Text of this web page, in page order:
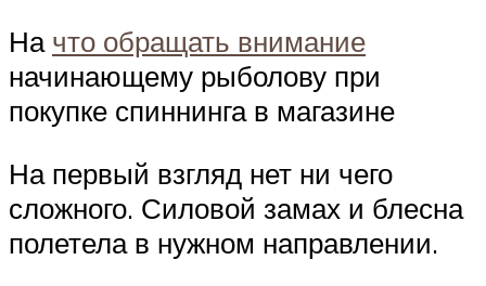
На что обращать внимание
начинающему рыболову при
покупке спиннинга в магазине
На первый взгляд нет ни чего
сложного. Силовой замах и блесна
полетела в нужном направлении.